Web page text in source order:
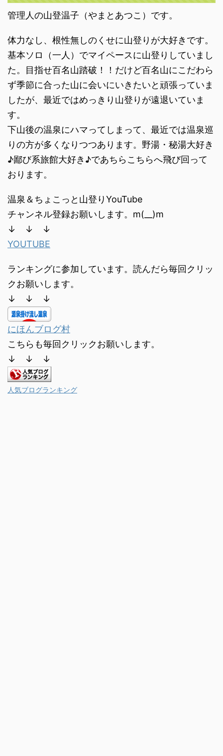
管理人の山登温子（やまとあつこ）です。
体力なし、根性無しのくせに山登りが大好きです。
基本ソロ（一人）でマイペースに山登りしていまし
た。目指せ百名山踏破！！だけど百名山にこだわら
ず季節に合った山に会いにいきたいと頑張っていま
したが、最近ではめっきり山登りが遠退いていま
す。
下山後の温泉にハマってしまって、最近では温泉巡
りの方が多くなりつつあります。野湯・秘湯大好き
♪鄙び系旅館大好き♪であちらこちらへ飛び回って
おります。
温泉＆ちょこっと山登りYouTube
チャンネル登録お願いします。m(__)m
↓ ↓ ↓
YOUTUBE
ランキングに参加しています。読んだら毎回クリッ
クお願いします。
↓ ↓ ↓
にほんブログ村
こちらも毎回クリックお願いします。
↓ ↓ ↓
人気ブログランキング